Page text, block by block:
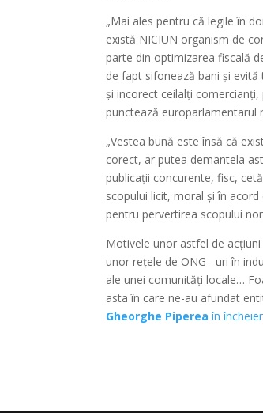
„Mai ales pentru că legile în
există NICIUN organism de
parte din optimizarea fiscală
de fapt sifonează bani și
și incorect ceilalți
punctează europarlamentarul
„Vestea bună este însă că
corect, ar putea demantela
publicații concurente, fisc,
scopului licit, moral și în
pentru pervertirea scopului
Motivele unor astfel de
unor rețele de ONG– uri în
ale unei comunități locale…
asta în care ne-au afundat
Gheorghe Piperea în